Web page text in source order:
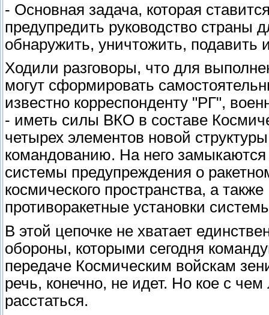
- Основная задача, которая
предупредить руководство страны
обнаружить, уничтожить, подавить
Ходили разговоры, что для
могут сформировать
известно корреспонденту "РГ",
- иметь силы ВКО в составе
четырех элементов новой
командованию. На него
системы предупреждения о
космического пространства, а
противоракетные установки
В этой цепочке не хватает
обороны, которыми сегодня
передаче Космическим войскам
речь, конечно, не идет. Но кое с
расстаться.